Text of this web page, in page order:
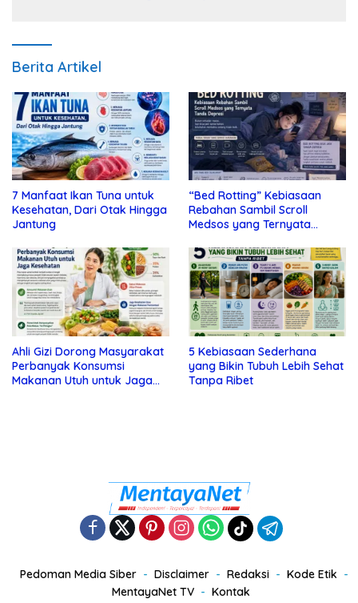
Berita Artikel
7 Manfaat Ikan Tuna untuk
Kesehatan, Dari Otak Hingga
Jantung
“Bed Rotting” Kebiasaan
Rebahan Sambil Scroll
Medsos yang Ternyata
Ahli Gizi Dorong Masyarakat
Perbanyak Konsumsi
Makanan Utuh untuk Jaga
5 Kebiasaan Sederhana
yang Bikin Tubuh Lebih Sehat
Tanpa Ribet
Pedoman Media Siber Disclaimer Redaksi
Kode Etik
MentayaNet TV
Kontak